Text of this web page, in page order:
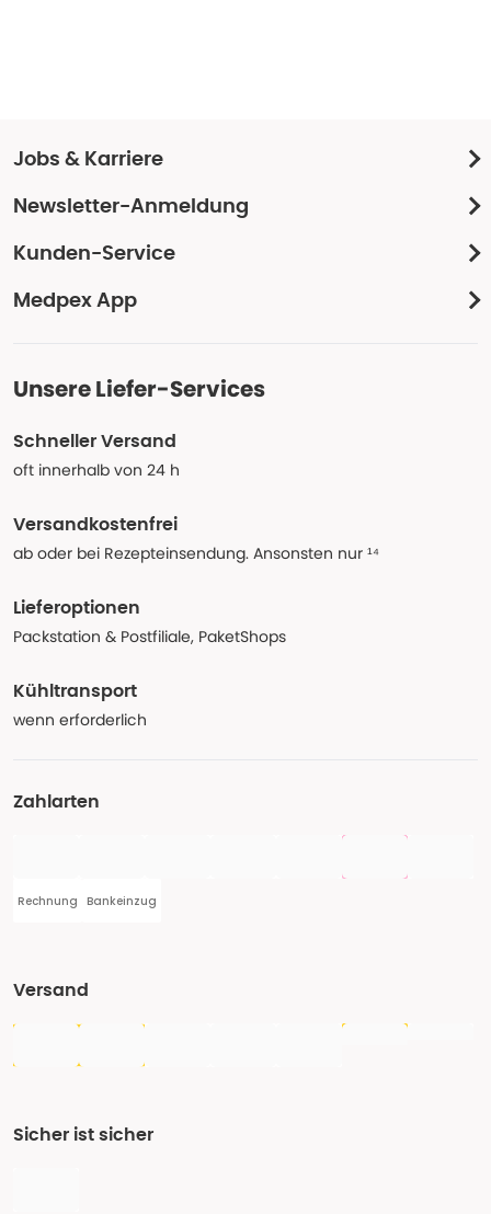
Jobs & Karriere
Newsletter-Anmeldung
Kunden-Service
Medpex App
Unsere Liefer-Services
Schneller Versand
oft innerhalb von 24 h
Versandkostenfrei
ab oder bei Rezepteinsendung. Ansonsten nur ¹⁴
Lieferoptionen
Packstation & Postfiliale, PaketShops
Kühltransport
wenn erforderlich
Zahlarten
Rechnung Bankeinzug
Versand
Sicher ist sicher